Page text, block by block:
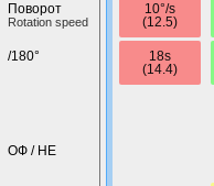
Поворот
Rotation speed
/180°
ОФ / HE
10°/s
(12.5)
18s
(14.4)